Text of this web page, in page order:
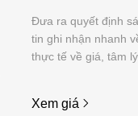
Đưa ra quyết định
tin ghi nhận nhanh
thực tế về giá, tâm
Xem giá